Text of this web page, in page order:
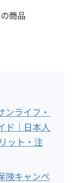
商品
ンライフ・
ド｜日本人
ット・注
険キャンペ